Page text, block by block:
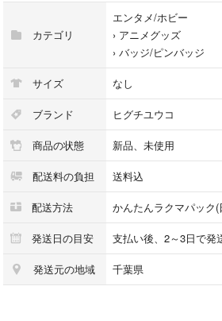
カテゴリ
エンタメ/ホビー
› アニメグッズ
› バッジ/ピンバッジ
サイズ なし
ブランド ヒグチユウコ
商品の状態 新品、未使用
配送料の負担 送料込
配送方法 かんたんラクマパック
発送日の目安 支払い後、2～3日で発
発送元の地域 千葉県